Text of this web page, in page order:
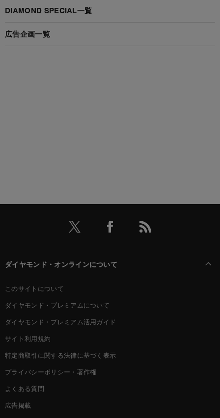
DIAMOND SPECIAL一覧
広告企画一覧
ダイヤモンド・オンラインについて
このサイトについて
ダイヤモンド・プレミアムについて
ダイヤモンド・プレミアム活用ガイド
サイト利用規約
特定商取引に関する法律に基づく表示
プライバシーポリシー・著作権
よくある質問
広告掲載